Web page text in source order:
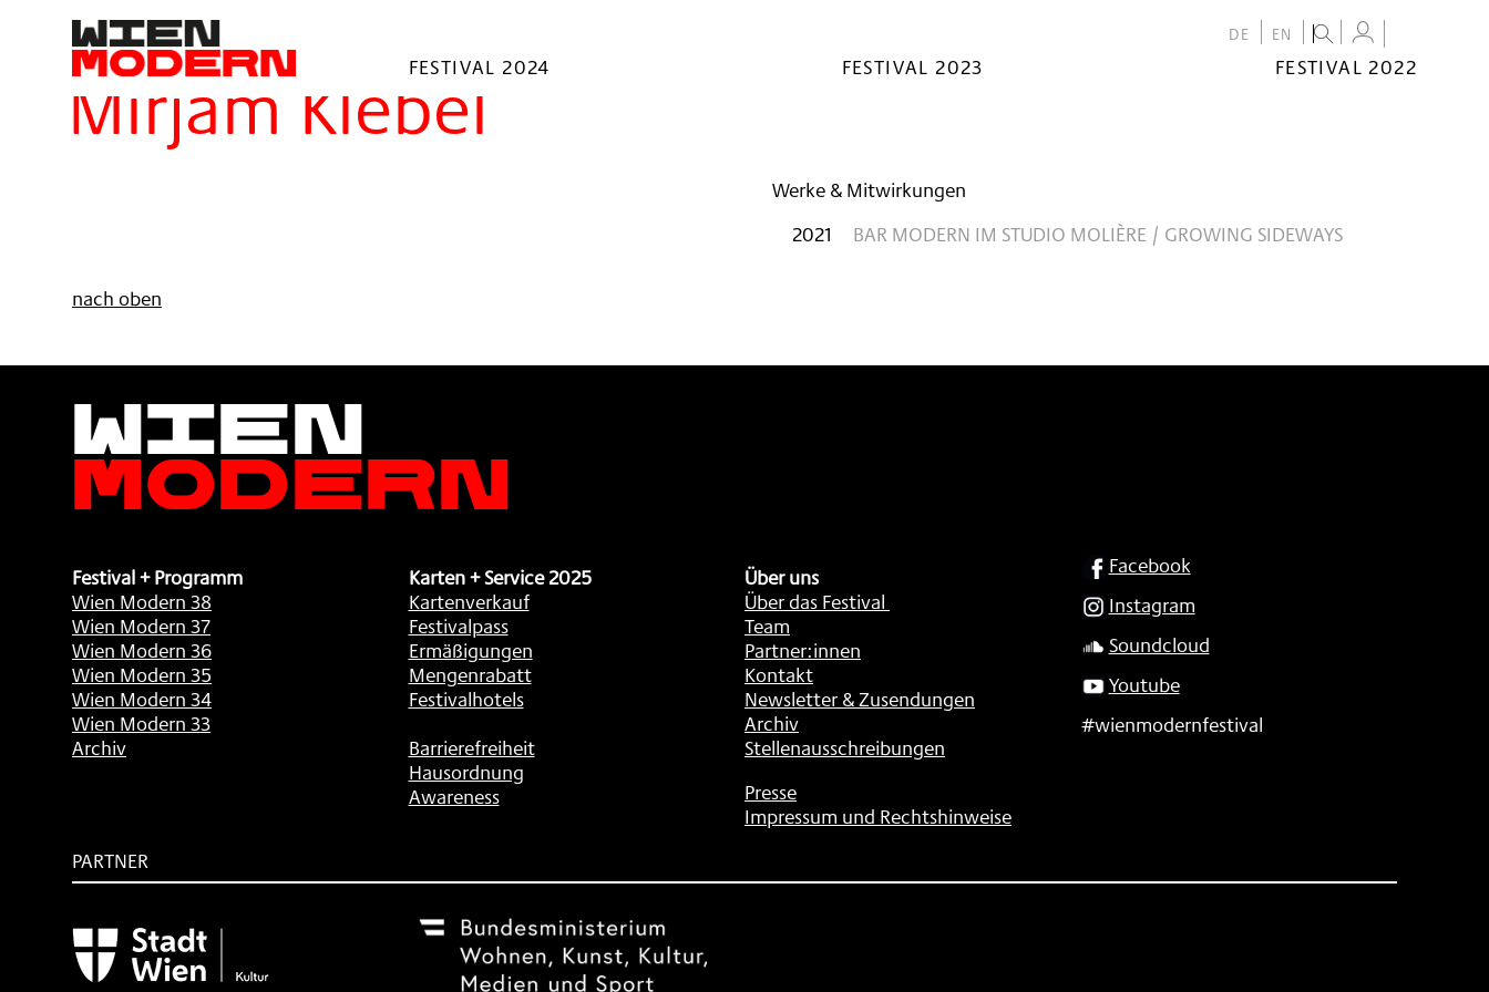
springen
DE EN
FESTIVAL 2024 FESTIVAL 2023
FESTIVAL 2022
Filter
Mirjam Klebel
Werke & Mitwirkungen
2021
BAR MODERN IM STUDIO MOLIÈRE / GROWING SIDEWAYS
nach oben
Wien
Modern
Festival + Programm
Wien Modern 38
Wien Modern 37
Wien Modern 36
Wien Modern 35
Wien Modern 34
Wien Modern 33
Archiv
Karten + Service 2025
Kartenverkauf
Festivalpass
Ermäßigungen
Mengenrabatt
Festivalhotels
Barrierefreiheit
Hausordnung
Awareness
Über uns
Über das Festival
Team
Partner:innen
Kontakt
Newsletter & Zusendungen
Archiv
Stellenausschreibungen
Presse
Impressum und Rechtshinweise
SOCIAL
Facebook
Instagram
Soundcloud
Youtube
#wienmodernfestival
PARTNER